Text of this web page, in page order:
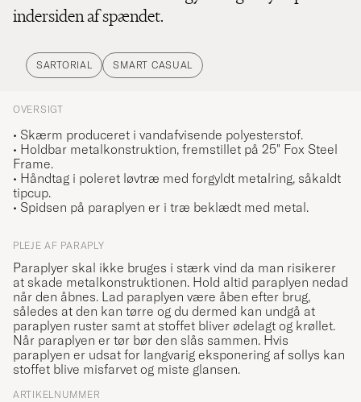
indersiden af spændet.
SARTORIAL SMART CASUAL
OVERSIGT
• Skærm produceret i vandafvisende polyesterstof.
• Holdbar metalkonstruktion, fremstillet på 25" Fox Steel
Frame.
• Håndtag i poleret løvtræ med forgyldt metalring, såkaldt
tipcup.
• Spidsen på paraplyen er i træ beklædt med metal.
PLEJE AF PARAPLY
Paraplyer skal ikke bruges i stærk vind da man risikerer
at skade metalkonstruktionen. Hold altid paraplyen nedad
når den åbnes. Lad paraplyen være åben efter brug,
således at den kan tørre og du dermed kan undgå at
paraplyen ruster samt at stoffet bliver ødelagt og krøllet.
Når paraplyen er tør bør den slås sammen. Hvis
paraplyen er udsat for langvarig eksponering af sollys kan
stoffet blive misfarvet og miste glansen.
ARTIKELNUMMER